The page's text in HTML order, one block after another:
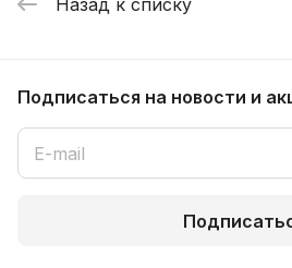
Подписаться на новости и